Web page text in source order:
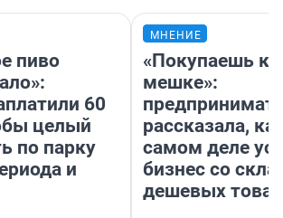
пиво
60
целый
по парку
и
МНЕНИЕ
«Покупаешь
мешке»:
рассказала,
самом деле
бизнес со
дешевых